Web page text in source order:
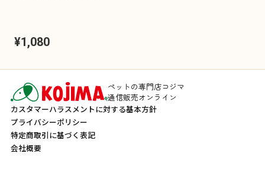
¥1,080
ペットの専門店コジマ
通信販売オンライン
カスタマーハラスメントに対する基本方針
プライバシーポリシー
特定商取引に基づく表記
会社概要